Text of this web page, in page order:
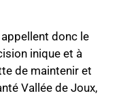
donc le
inique et à
de maintenir et
Vallée de Joux,